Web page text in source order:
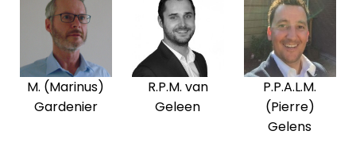
M. (Marinus)
Gardenier
R.P.M. van
Geleen
P.P.A.L.M.
(Pierre)
Gelens